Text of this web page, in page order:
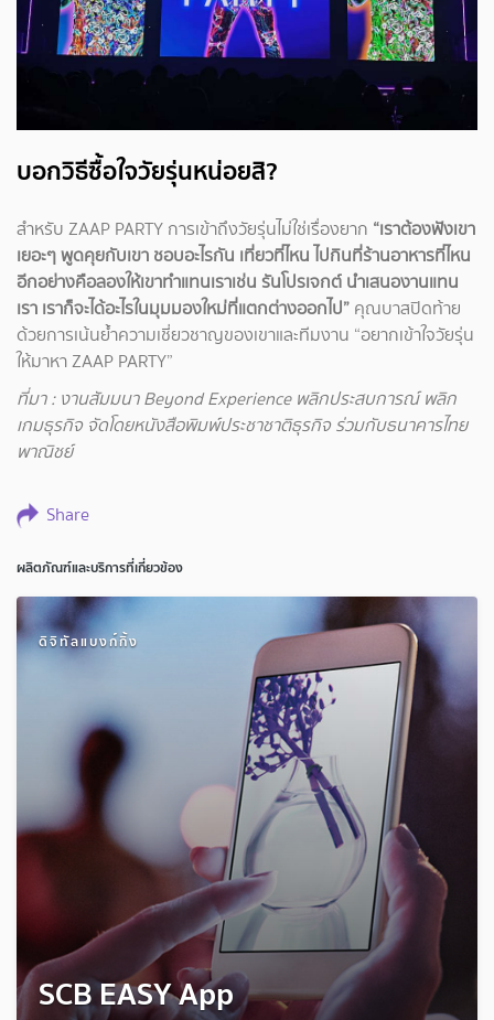
บอกวิธีซื้อใจวัยรุ่นหน่อยสิ?
สำหรับ ZAAP PARTY การเข้าถึงวัยรุ่นไม่ใช่เรื่องยาก “เราต้องฟังเขา
เยอะๆ พูดคุยกับเขา ชอบอะไรกัน เที่ยวที่ไหน ไปกินที่ร้านอาหารที่ไหน
อีกอย่างคือลองให้เขาทำแทนเราเช่น รันโปรเจกต์ นำเสนองานแทน
เรา เราก็จะได้อะไรในมุมมองใหม่ที่แตกต่างออกไป” คุณบาสปิดท้าย
ด้วยการเน้นย้ำความเชี่ยวชาญของเขาและทีมงาน “อยากเข้าใจวัยรุ่น
ให้มาหา ZAAP PARTY”
ที่มา : งานสัมมนา Beyond Experience พลิกประสบการณ์ พลิก
เกมธุรกิจ จัดโดยหนังสือพิมพ์ประชาชาติธุรกิจ ร่วมกับธนาคารไทย
พาณิชย์
Share
ผลิตภัณฑ์และบริการที่เกี่ยวข้อง
ดิจิทัลแบงก์กิ้ง
SCB EASY App